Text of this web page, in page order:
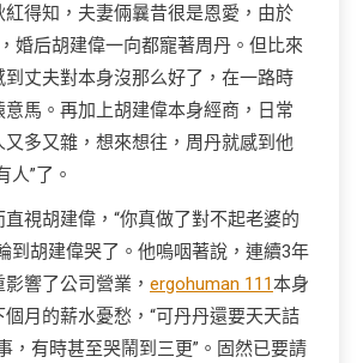
紅得知，夫妻倆曩昔很是恩愛，由於
婚后胡建偉一向都寵著周丹。但比來
到丈夫對本身沒那么好了，在一路時
馬。再加上胡建偉本身經商，日常
多又雜，想來想往，周丹就感到他
人”了。
直視胡建偉，“你真做了對不起老婆的
到胡建偉哭了。他嗚咽著說，連續3年
響了公司營業， ergohuman 111本身
月的薪水憂愁，“可丹丹還要天天詰
，有時甚至哭鬧到三更”。固然已要請